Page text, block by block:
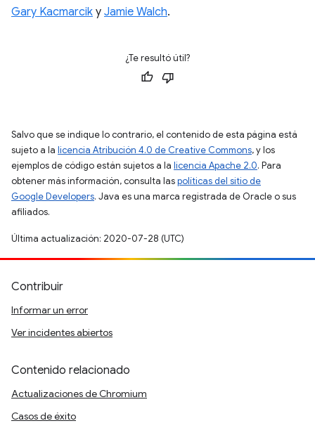
Gary Kacmarcik y Jamie Walch.
¿Te resultó útil?
Salvo que se indique lo contrario, el contenido de esta página está
sujeto a la licencia Atribución 4.0 de Creative Commons, y los
ejemplos de código están sujetos a la licencia Apache 2.0. Para
obtener más información, consulta laspolíticas del sitio de
Google Developers. Java es una marca registrada de Oracle o sus
afiliados.
Última actualización: 2020-07-28 (UTC)
Contribuir
Informar un error
Ver incidentes abiertos
Contenido relacionado
Actualizaciones de Chromium
Casos de éxito